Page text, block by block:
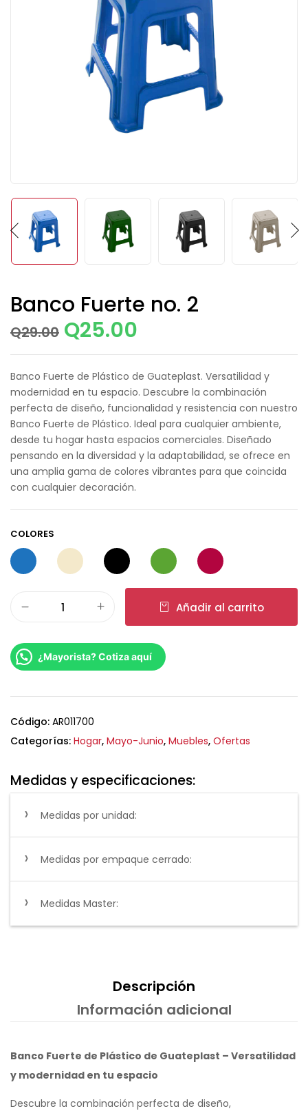
Banco Fuerte no. 2
Q29.00 Q25.00
Banco Fuerte de Plástico de Guateplast. Versatilidad y
modernidad en tu espacio. Descubre la combinación
perfecta de diseño, funcionalidad y resistencia con nuestro
Banco Fuerte de Plástico. Ideal para cualquier ambiente,
desde tu hogar hasta espacios comerciales. Diseñado
pensando en la diversidad y la adaptabilidad, se ofrece en
una amplia gama de colores vibrantes para que coincida
con cualquier decoración.
COLORES
Añadir al carrito
¿Mayorista? Cotiza aquí
Código: AR011700
Categorías: Hogar, Mayo-Junio, Muebles, Ofertas
Medidas y especificaciones:
Medidas por unidad:
Medidas por empaque cerrado:
Medidas Master:
Descripción
Información adicional
Banco Fuerte de Plástico de Guateplast – Versatilidad
y modernidad en tu espacio
Descubre la combinación perfecta de diseño,